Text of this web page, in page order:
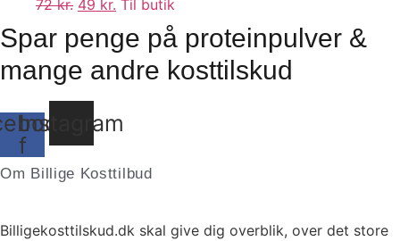
72kr. Den
pris
var:
49 kr. Den
aktuelle
pris
er:
Til butik
Spar penge på proteinpulver &
mange andre kosttilskud
f
Instagram
Om Billige Kosttilbud
Billigekosttilskud.dk skal give dig overblik, over det store